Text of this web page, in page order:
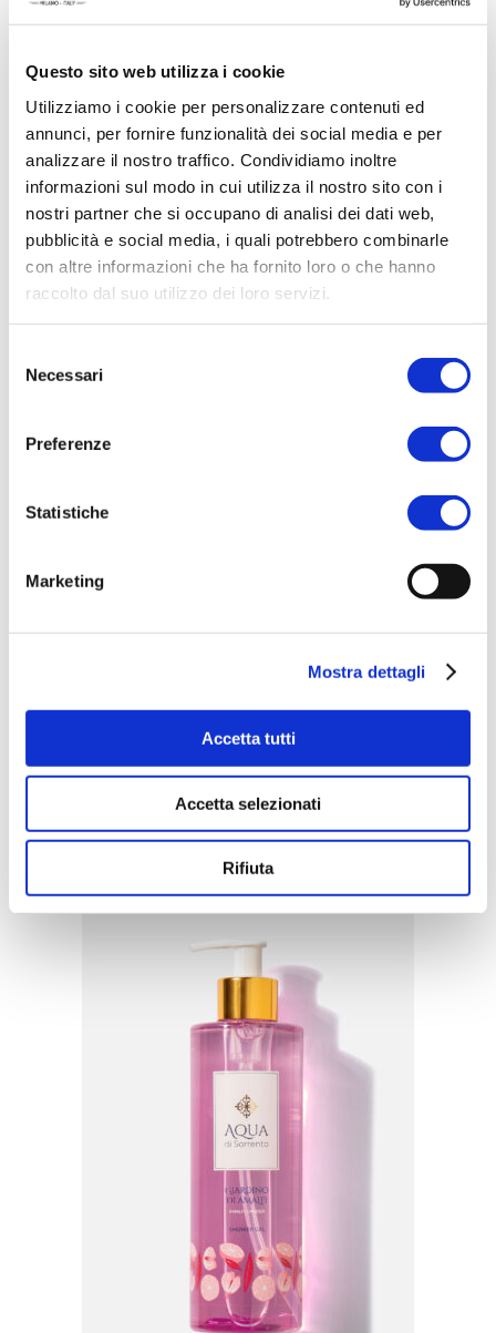
Questo sito web utilizza i cookie
Utilizziamo i cookie per personalizzare contenuti ed
annunci, per fornire funzionalità dei social media e per
analizzare il nostro traffico. Condividiamo inoltre
informazioni sul modo in cui utilizza il nostro sito con i
nostri partner che si occupano di analisi dei dati web,
pubblicità e social media, i quali potrebbero combinarle
con altre informazioni che ha fornito loro o che hanno
raccolto dal suo utilizzo dei loro servizi.
delNecessari
Preferenze
Statistiche
Marketing
Mostra dettagli
Accetta tutti
Accetta selezionati
Rifiuta
ACQUISTA PRODOTTO
AQUA DI SORRENTO |
TRAMONTO A POSITANO
SHOWER GEL
ACQUISTA PRODOTTO
BELLAGIO | SHOWER GEL